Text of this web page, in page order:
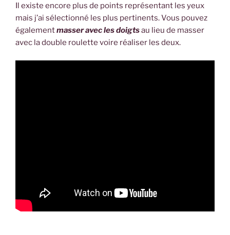
Il existe encore plus de points représentant les yeux
mais j’ai sélectionné les plus pertinents. Vous pouvez
égalementmasser avec les doigtsau lieu de masser
avec la double roulette voire réaliser les deux.